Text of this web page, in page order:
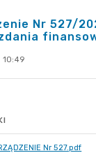
Nr 527/
Nr 527.pdf